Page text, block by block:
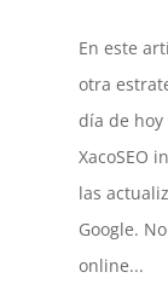
En este
otra
día de hoy
XacoSEO
las
Google.
online...